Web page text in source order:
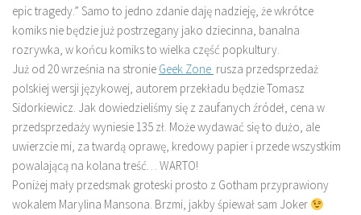
epic tragedy.” Samo to jedno zdanie daję nadzieję, że wkrótce
komiks nie będzie już postrzegany jako dziecinna, banalna
rozrywka, w końcu komiks to wielka część popkultury.
Już od 20 września na stronie Geek Zone rusza przedsprzedaż
polskiej wersji językowej, autorem przekładu będzie Tomasz
Sidorkiewicz. Jak dowiedzieliśmy się z zaufanych źródeł, cena w
przedsprzedaży wyniesie 135 zł. Może wydawać się to dużo, ale
uwierzcie mi, za twardą oprawę, kredowy papier i przede wszystkim
powalającą na kolana treść… WARTO!
Poniżej mały przedsmak groteski prosto z Gotham przyprawiony
wokalem Marylina Mansona. Brzmi, jakby śpiewał sam Joker